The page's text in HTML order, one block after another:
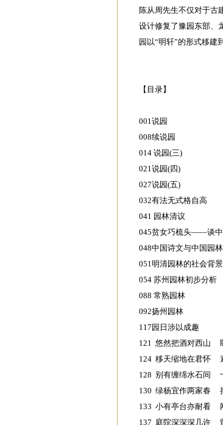
陈从周先生不仅对于古
设计修复了豫园东部、
园以“明轩”的形式移建
【目录】
001说园
008续说园
014 说园(三)
021说园(四)
027说园(五)
032有法无式格自高
041 园林清议
045贫女巧梳头——谈
048中国诗文与中国园
051明清园林的社会背
054 苏州园林初步分析
088 常熟园林
092扬州园林
117园日涉以成趣
121 悠然把酒对西山
124 移天缩地在君怀
128 别有缠绵水石间
130 绿杨宜作两家春
133 小有亭台亦耐看
137 庭院深深深几许